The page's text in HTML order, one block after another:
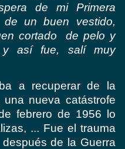
de mi Primera
de un buen vestido,
cortado de pelo y
y así fue, salí muy
a recuperar de la
nueva catástrofe
febrero de 1956 lo
... Fue el trauma
de la Guerra